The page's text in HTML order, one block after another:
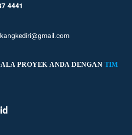
4441
PROYEK ANDA DENGAN TIM